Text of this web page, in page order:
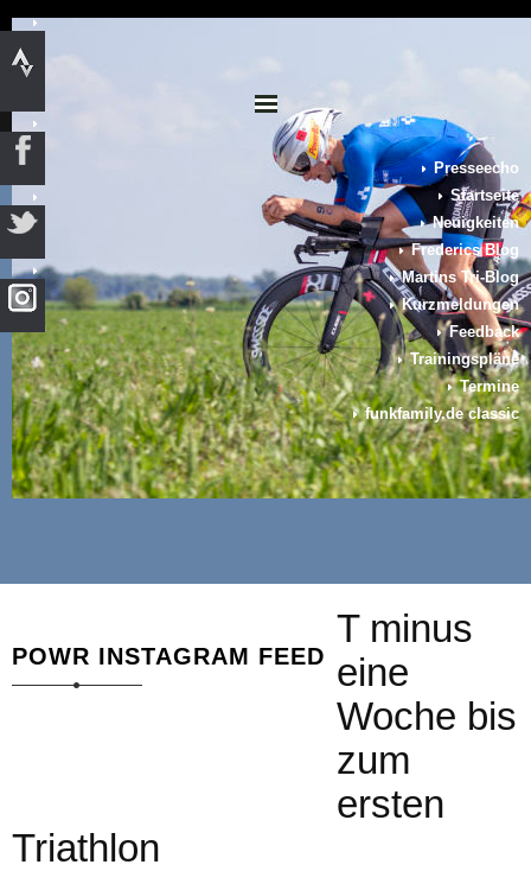
Presseecho
Startseite
Neuigkeiten
Frederics Blog
Martins Tri-Blog
Kurzmeldungen
Feedback
Trainingspläne
Termine
funkfamily.de classic
POWR INSTAGRAM FEED
T minus
eine
Woche bis
zum
ersten
Triathlon